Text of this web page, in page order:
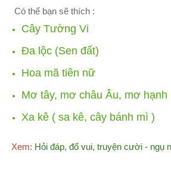
Có thể bạn sẽ thích :
Cây Tường Vi
Đa lộc (Sen đất)
Hoa mã tiên nữ
Mơ tây, mơ châu Âu, mơ hạnh
Xa kê ( sa kê, cây bánh mì )
Xem: Hỏi đáp, đố vui, truyện cười - ngụ